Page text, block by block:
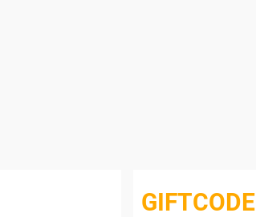
GIFTCODE